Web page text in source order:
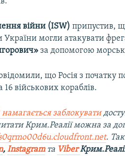
війни (ISW) припустив,
України могли атакувати
за допомогою
що Росія з початку
військових кораблів.
заблокувати
Крим.Реалії можна за
.
,Instagramта Viber